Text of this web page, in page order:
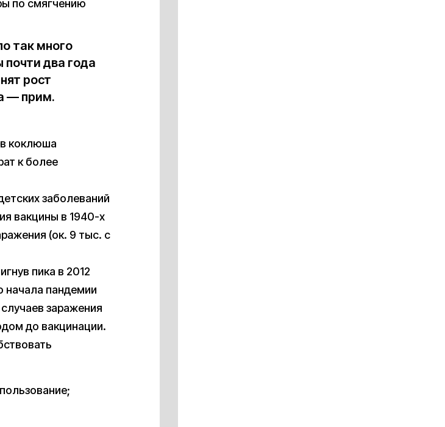
по смягчению
так много
два года
рост
— прим.
коклюша
к более
заболеваний
вакцины в 1940-х
(ок. 9 тыс. с
пика в 2012
начала пандемии
заражения
до вакцинации.